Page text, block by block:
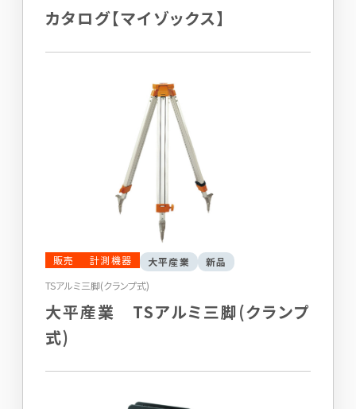
カタログ【マイゾックス】
販売 計測機器 大平産業
新品
TSアルミ三脚(クランプ式)
大平産業 TSアルミ三脚(クランプ
式)